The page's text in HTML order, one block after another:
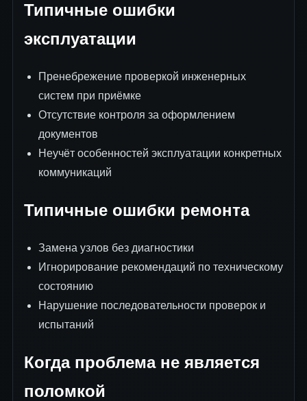
Типичные ошибки
эксплуатации
Пренебрежение проверкой инженерных
систем при приёмке
Отсутствие контроля за оформлением
документов
Неучёт особенностей эксплуатации конкретных
коммуникаций
Типичные ошибки ремонта
Замена узлов без диагностики
Игнорирование рекомендаций по техническому
состоянию
Нарушение последовательности проверок и
испытаний
Когда проблема не является
поломкой